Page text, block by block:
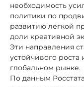
необходимость
политики по
развитию легкой
доли креативной
Эти направления
устойчивого
глобальном рынке.
По данным